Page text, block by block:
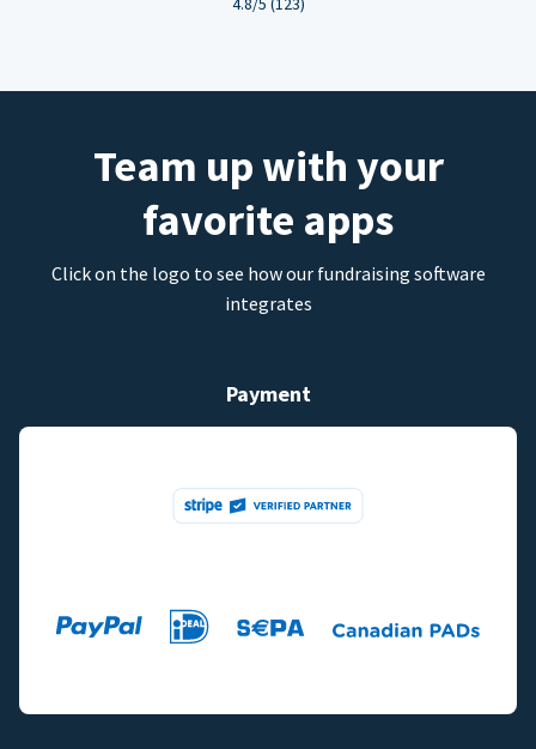
Team up with your
favorite apps
Click on the logo to see how our fundraising software
integrates
Payment